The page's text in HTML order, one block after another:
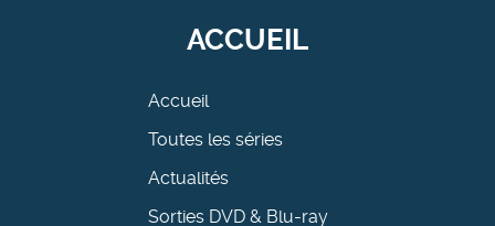
ACCUEIL
Accueil
Toutes les séries
Actualités
Sorties DVD & Blu-ray